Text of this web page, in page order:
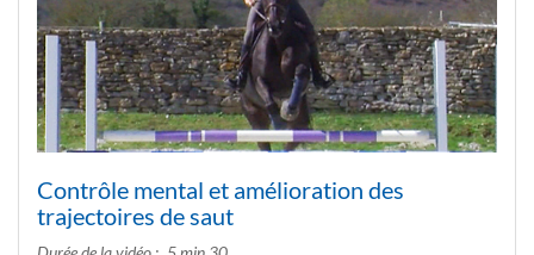
Contrôle mental et amélioration des
trajectoires de saut